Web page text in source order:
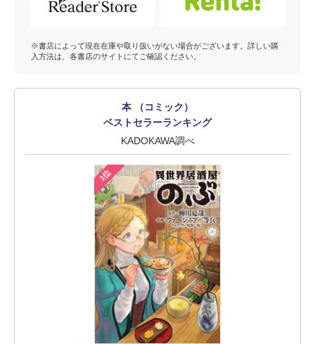
※書店によって現在在庫や取り扱いがない場合がございます。詳しい購
入方法は、各書店のサイトにてご確認ください。
本 （コミック）
ベストセラーランキング
KADOKAWA調べ
1位